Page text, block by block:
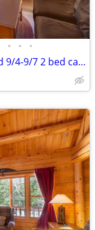
• • •
RANGELEY - 3 nights. Labor Day wknd 9/4-9/7 2 bed cabin. $800